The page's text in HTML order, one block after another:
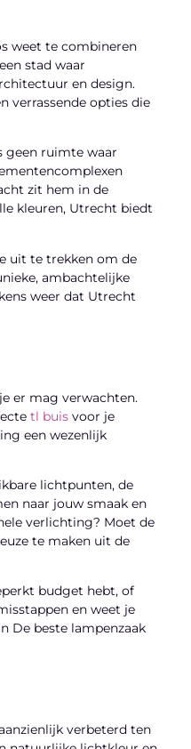
weet te combineren
stad waar
en design.
verrassende opties die
geen ruimte waar
zit hem in de
kleuren, Utrecht biedt
uit te trekken om de
ambachtelijke
weer dat Utrecht
er mag verwachten.
tl buis voor je
een wezenlijk
lichtpunten, de
naar jouw smaak en
verlichting? Moet de
te maken uit de
budget hebt, of
en weet je
De beste lampenzaak
verbeterd ten